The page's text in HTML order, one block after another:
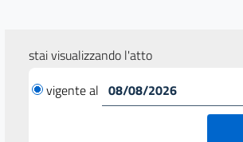
stai visualizzando l'atto
vigente al